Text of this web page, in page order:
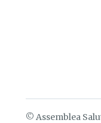
© Assemblea